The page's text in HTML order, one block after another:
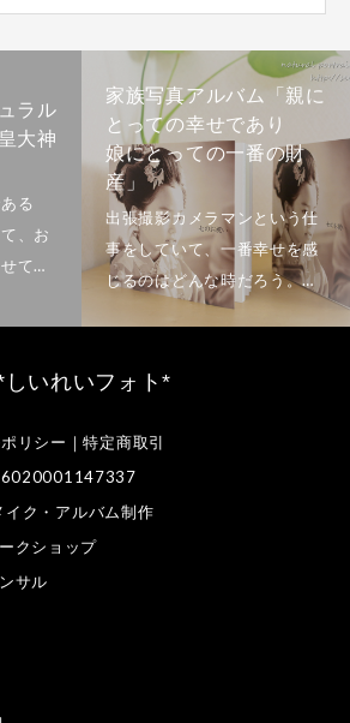
ラル
大神
家族写真アルバム「親に
とっての幸せであり
娘にとっての一番の財
産」
いれいフォト*
リシー｜特定商取引
イク・アルバム制作
クショップ
サル